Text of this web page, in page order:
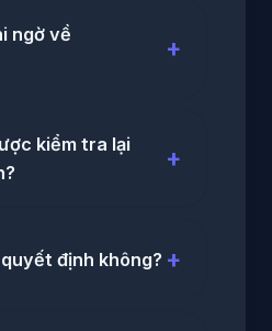
ngờ về
kiểm tra lại
định không?